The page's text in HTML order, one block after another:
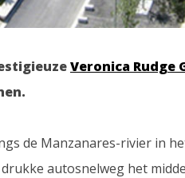
Veronica Rudge
de Manzanares-rivier in
autosnelweg het